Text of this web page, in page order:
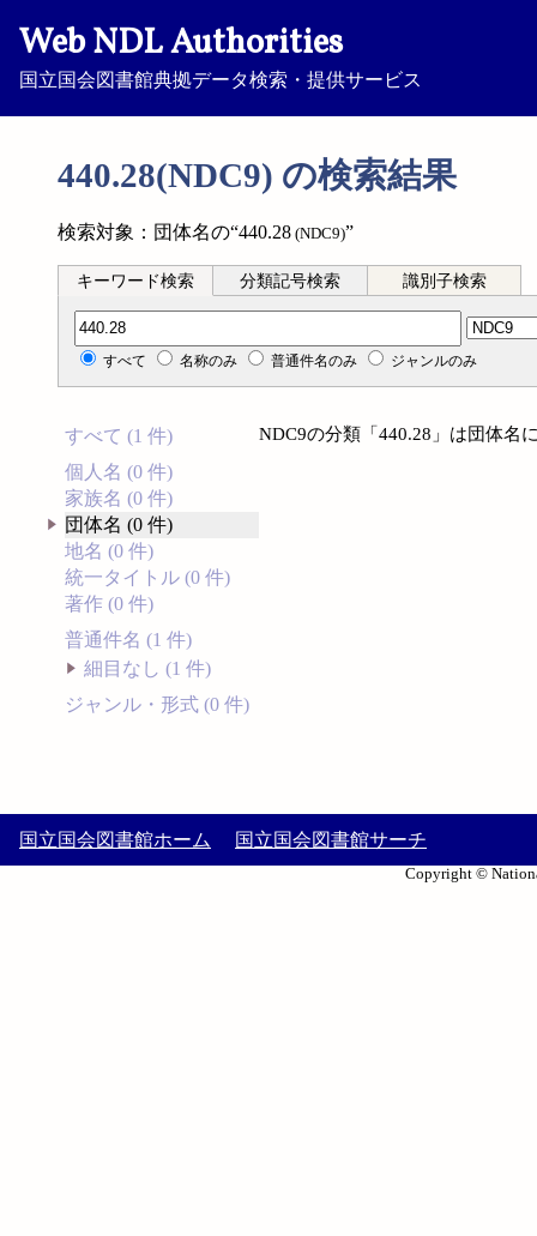
Web NDL Authorities
国立国会図書館典拠データ検索・提供サービス
440.28(NDC9) の検索結果
検索対象：団体名の“440.28 (NDC9)”
キーワード検索 分類記号検索 識別子検索
分類記号検索
すべて 名称のみ 普通件名のみ ジャンルのみ
すべて (1 件)
個人名 (0 件)
家族名 (0 件)
団体名 (0 件)
地名 (0 件)
統一タイトル (0 件)
著作 (0 件)
普通件名 (1 件)
細目なし (1 件)
ジャンル・形式 (0 件)
NDC9の分類「440.28」は団体名
国立国会図書館ホーム 国立国会図書館サーチ
Copyright ©